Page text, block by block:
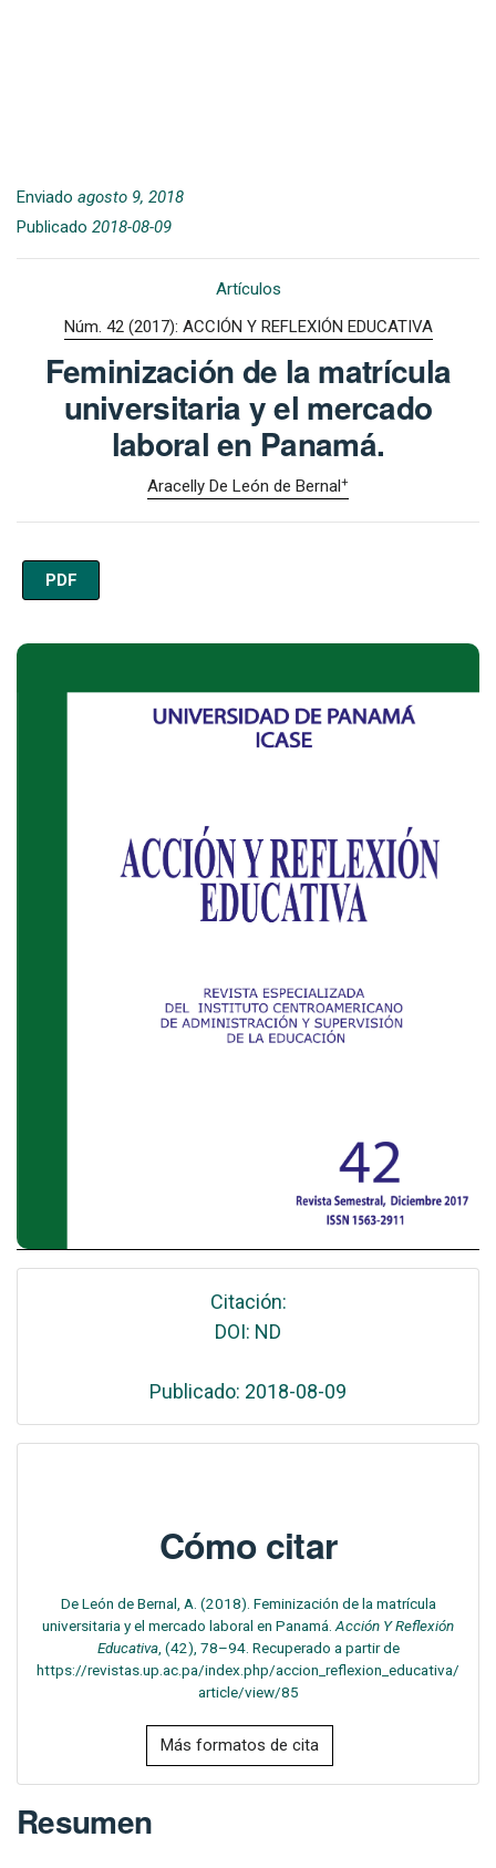
Enviado agosto 9, 2018
Publicado 2018-08-09
Artículos
Núm. 42 (2017): ACCIÓN Y REFLEXIÓN EDUCATIVA
Feminización de la matrícula
universitaria y el mercado
laboral en Panamá.
Aracelly De León de Bernal+
PDF
Imagen de portada
Citación:
DOI: ND
Publicado: 2018-08-09
Cómo citar
De León de Bernal, A. (2018). Feminización de la matrícula
universitaria y el mercado laboral en Panamá. Acción Y Reflexión
Educativa, (42), 78–94. Recuperado a partir de
https://revistas.up.ac.pa/index.php/accion_reflexion_educativa/
article/view/85
Más formatos de cita
Resumen